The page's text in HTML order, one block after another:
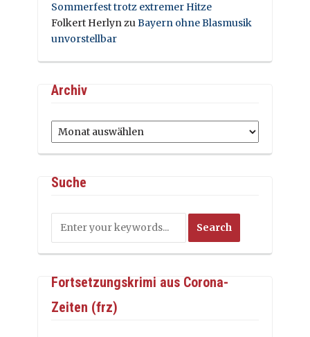
Sommerfest trotz extremer Hitze
Folkert HerlynzuBayern ohne Blasmusik
unvorstellbar
Archiv
Archiv
Suche
Fortsetzungskrimi aus Corona-
Zeiten (frz)